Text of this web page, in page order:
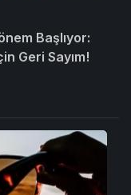
Başlıyor:
Geri Sayım!